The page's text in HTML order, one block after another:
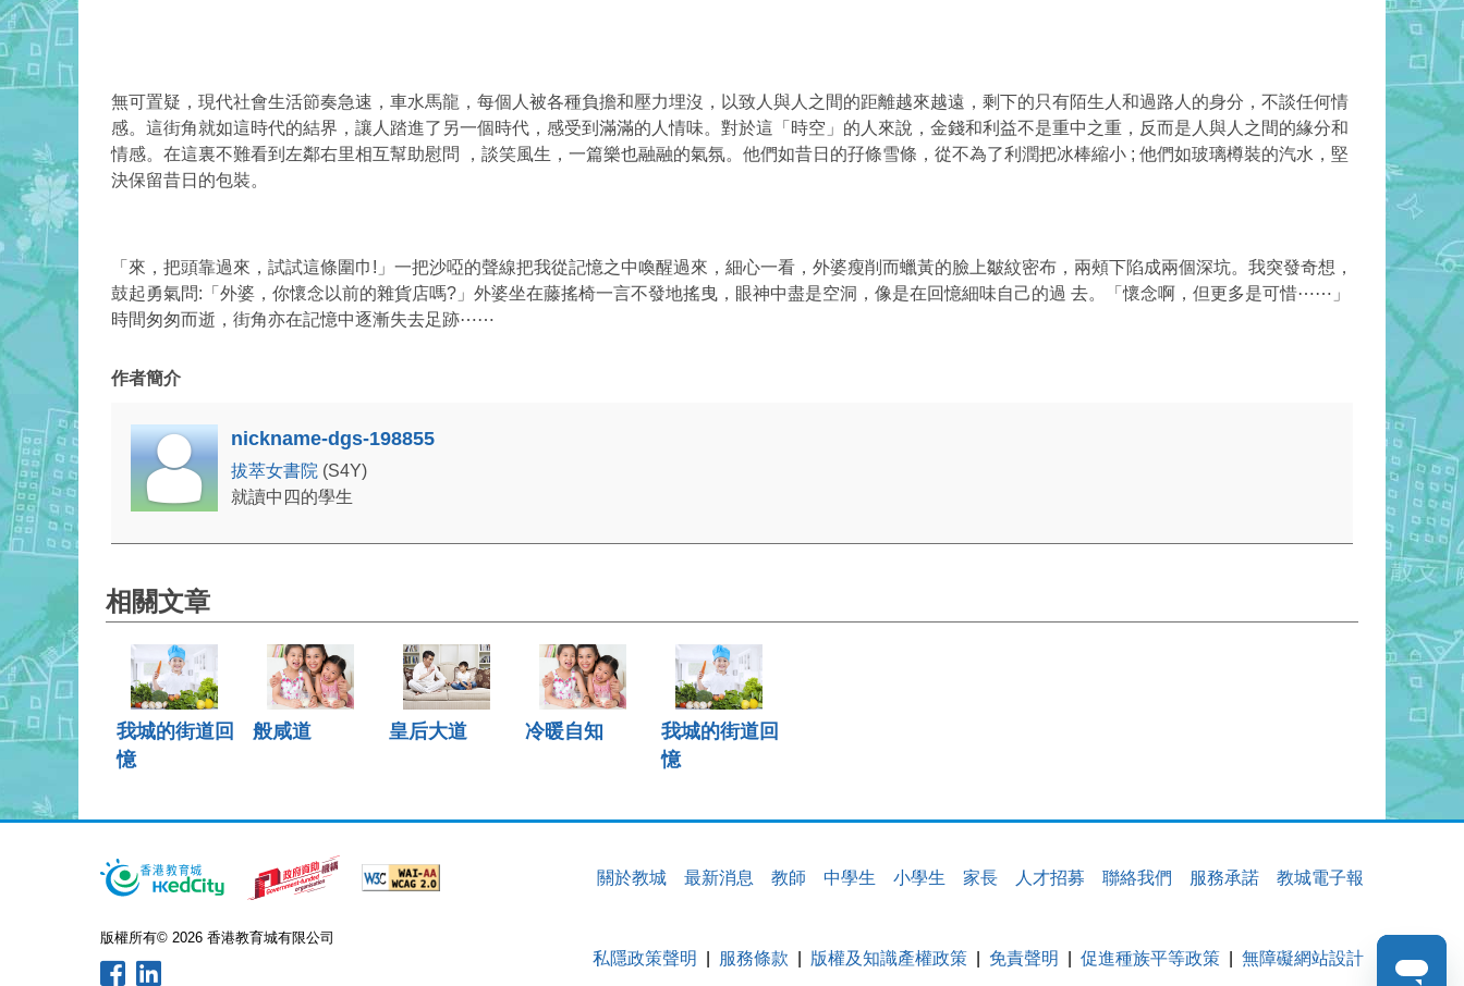
無可置疑，現代社會生活節奏急速，車水馬龍，每個人被各種負擔和壓力埋沒，以致人與人之間的距離越來越遠，剩下的只有陌生人和過路人的身分，不談任何情
感。這街角就如這時代的結界，讓人踏進了另一個時代，感受到滿滿的人情味。對於這「時空」的人來說，金錢和利益不是重中之重，反而是人與人之間的緣分和
情感。在這裏不難看到左鄰右里相互幫助慰問 ，談笑風生，一篇樂也融融的氣氛。他們如昔日的孖條雪條，從不為了利潤把冰棒縮小 ; 他們如玻璃樽裝的汽水，堅
決保留昔日的包裝。
「來，把頭靠過來，試試這條圍巾!」一把沙啞的聲線把我從記憶之中喚醒過來，細心一看，外婆瘦削而蠟黃的臉上皺紋密布，兩頰下陷成兩個深坑。我突發奇想，
鼓起勇氣問:「外婆，你懷念以前的雜貨店嗎?」外婆坐在藤搖椅一言不發地搖曳，眼神中盡是空洞，像是在回憶細味自己的過 去。「懷念啊，但更多是可惜⋯⋯」
時間匆匆而逝，街角亦在記憶中逐漸失去足跡⋯⋯
作者簡介
nickname-dgs-198855
拔萃女書院 (S4Y)
就讀中四的學生
相關文章
我城的街道回
憶
般咸道 皇后大道 冷暖自知
我城的街道回
憶
關於教城 最新消息 教師 中學生 小學生 家長 人才招募 聯絡我們 服務承諾 教城電子報
版權所有© 2026 香港教育城有限公司
私隱政策聲明 服務條款 版權及知識產權政策 免責聲明 促進種族平等政策 無障礙網站設計